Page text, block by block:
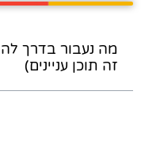
מה נעבור בדרך
זה תוכן עניינים)